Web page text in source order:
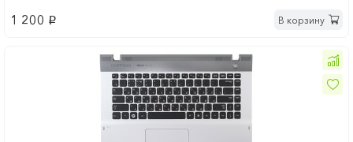
1 200 p В корзину